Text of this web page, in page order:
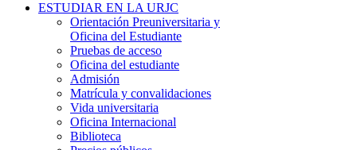
ESTUDIAR EN LA URJC
Orientación Preuniversitaria y
Oficina del Estudiante
Pruebas de acceso
Oficina del estudiante
Admisión
Matrícula y convalidaciones
Vida universitaria
Oficina Internacional
Biblioteca